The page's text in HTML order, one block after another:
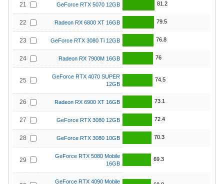
21 GeForce RTX 5070 12GB 81.2
22 Radeon RX 6800 XT 16GB 79.5
23 GeForce RTX 3080 Ti 12GB 76.8
24 Radeon RX 7900M 16GB 76
25
GeForce RTX 4070 SUPER
12GB
74.5
26 Radeon RX 6900 XT 16GB 73.1
27 GeForce RTX 3080 12GB 72.4
28 GeForce RTX 3080 10GB 70.3
29
GeForce RTX 5080 Mobile
16GB
69.3
GeForce RTX 4090 Mobile